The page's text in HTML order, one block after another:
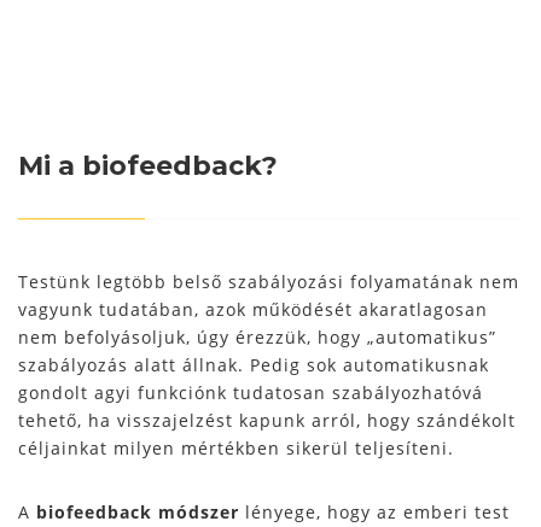
Mi a biofeedback?
Testünk legtöbb belső szabályozási folyamatának nem
vagyunk tudatában, azok működését akaratlagosan
nem befolyásoljuk, úgy érezzük, hogy „automatikus”
szabályozás alatt állnak. Pedig sok automatikusnak
gondolt agyi funkciónk tudatosan szabályozhatóvá
tehető, ha visszajelzést kapunk arról, hogy szándékolt
céljainkat milyen mértékben sikerül teljesíteni.
A biofeedback módszer lényege, hogy az emberi test